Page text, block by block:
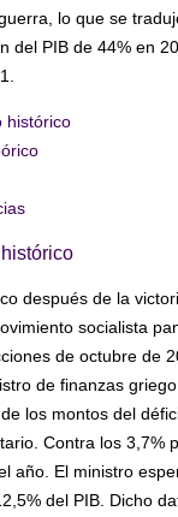
lo que se
del PIB de 44% en
histórico
después de la
socialista
de octubre de
de finanzas
los montos del
Contra los 3,7%
año. El ministro
del PIB. Dicho